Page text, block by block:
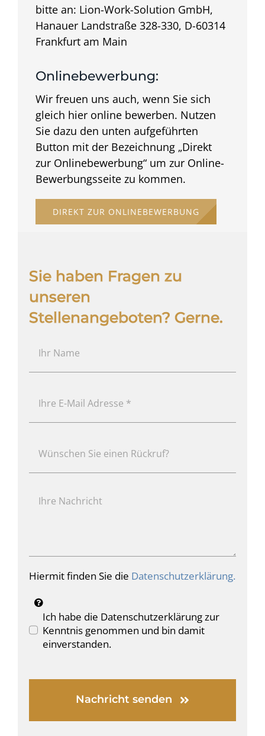
bitte an: Lion-Work-Solution GmbH,
Hanauer Landstraße 328-330, D-60314
Frankfurt am Main
Onlinebewerbung:
Wir freuen uns auch, wenn Sie sich
gleich hier online bewerben. Nutzen
Sie dazu den unten aufgeführten
Button mit der Bezeichnung „Direkt
zur Onlinebewerbung“ um zur Online-
Bewerbungsseite zu kommen.
DIREKT ZUR ONLINEBEWERBUNG
Sie haben Fragen zu
unseren
Stellenangeboten? Gerne.
Hiermit finden Sie die Datenschutzerklärung.
Ich habe die Datenschutzerklärung zur
Kenntnis genommen und bin damit
einverstanden.
Nachricht senden